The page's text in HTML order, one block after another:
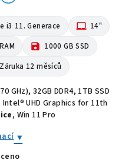
i3 11. Generace laptop_mac 14"
save 1000 GB SSD
Záruka 12 měsíců
GHz), 32GB DDR4, 1TB SSD
UHD Graphics for 11th
, Win 11 Pro